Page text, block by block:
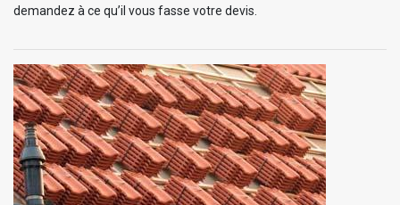
demandez à ce qu’il vous fasse votre devis.